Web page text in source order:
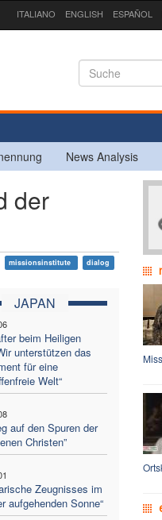
ITALIANO ENGLISH ESPAÑOL
News Analysis
der
missionsinstitute dialog
JAPAN
beim Heiligen
unterstützen das
für eine
Welt“
auf den Spuren der
Christen”
Zeugnisses im
aufgehenden Sonne“